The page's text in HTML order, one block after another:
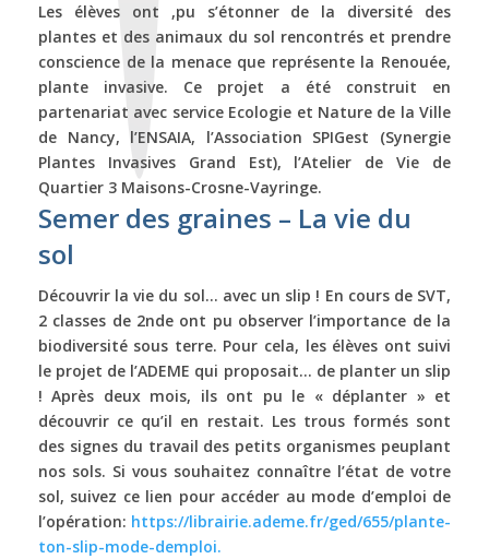
Les élèves ont ,pu s’étonner de la diversité des
plantes et des animaux du sol rencontrés et prendre
conscience de la menace que représente la Renouée,
plante invasive. Ce projet a été construit en
partenariat avec service Ecologie et Nature de la Ville
de Nancy, l’ENSAIA, l’Association SPIGest (Synergie
Plantes Invasives Grand Est), l’Atelier de Vie de
Quartier 3 Maisons-Crosne-Vayringe.
Semer des graines – La vie du
sol
Découvrir la vie du sol… avec un slip ! En cours de SVT,
2 classes de 2nde ont pu observer l’importance de la
biodiversité sous terre. Pour cela, les élèves ont suivi
le projet de l’ADEME qui proposait… de planter un slip
! Après deux mois, ils ont pu le « déplanter » et
découvrir ce qu’il en restait. Les trous formés sont
des signes du travail des petits organismes peuplant
nos sols. Si vous souhaitez connaître l’état de votre
sol, suivez ce lien pour accéder au mode d’emploi de
l’opération: https://librairie.ademe.fr/ged/655/plante-
ton-slip-mode-demploi.